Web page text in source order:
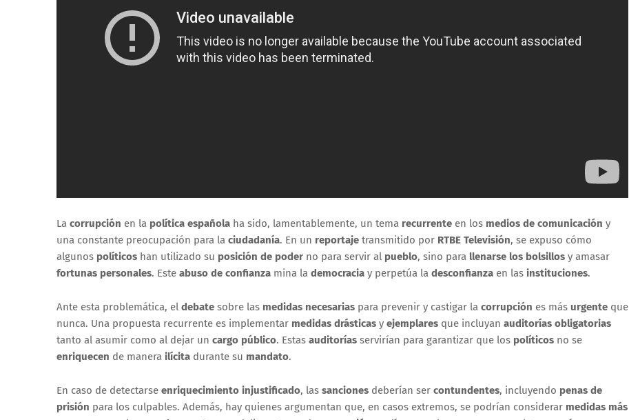
La corrupción en la política española ha sido, lamentablemente, un tema recurrente en los medios de comunicación y
una constante preocupación para la ciudadanía. En un reportaje transmitido por RTBE Televisión, se expuso cómo
algunos políticos han utilizado su posición de poder no para servir al pueblo, sino para llenarse los bolsillos y amasar
fortunas personales. Este abuso de confianza mina la democracia y perpetúa la desconfianza en las instituciones.
Ante esta problemática, el debate sobre las medidas necesarias para prevenir y castigar la corrupción es más urgente que
nunca. Una propuesta recurrente es implementar medidas drásticas y ejemplares que incluyan auditorías obligatorias
tanto al asumir como al dejar un cargo público. Estas auditorías servirían para garantizar que los políticos no se
enriquecen de manera ilícita durante su mandato.
En caso de detectarse enriquecimiento injustificado, las sanciones deberían ser contundentes, incluyendo penas de
prisión para los culpables. Además, hay quienes argumentan que, en casos extremos, se podrían considerar medidas más